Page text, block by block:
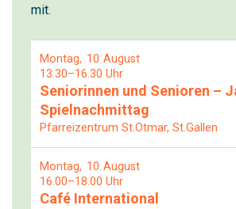
mit.
Montag 10 August
13.30–16.30 Uhr
Seniorinnen und Senioren –
Spielnachmittag
Pfarreizentrum St.Otmar, St.Gallen
Montag 10 August
16.00–18.00 Uhr
Café International